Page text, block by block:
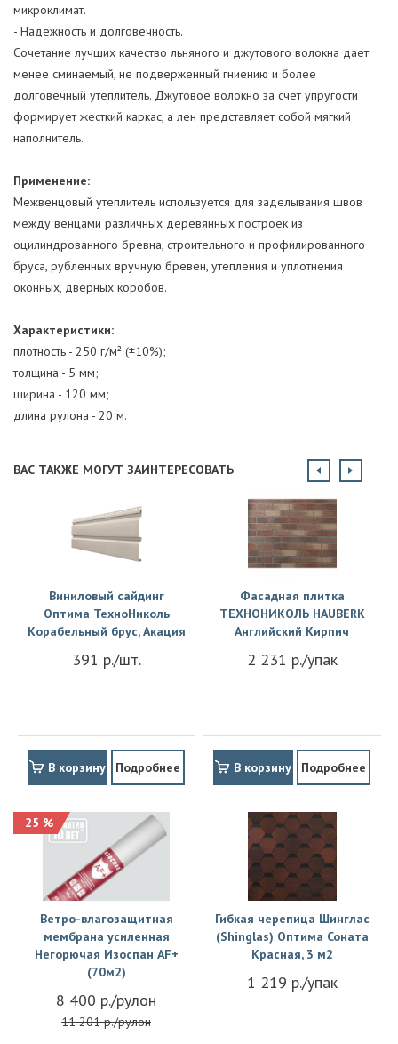
микроклимат.
- Надежность и долговечность.
Сочетание лучших качество льняного и джутового волокна дает
менее сминаемый, не подверженный гниению и более
долговечный утеплитель. Джутовое волокно за счет упругости
формирует жесткий каркас, а лен представляет собой мягкий
наполнитель.
Применение:
Межвенцовый утеплитель используется для заделывания швов
между венцами различных деревянных построек из
оцилиндрованного бревна, строительного и профилированного
бруса, рубленных вручную бревен, утепления и уплотнения
оконных, дверных коробов.
Характеристики:
плотность - 250 г/м² (±10%);
толщина - 5 мм;
ширина - 120 мм;
длина рулона - 20 м.
ВАС ТАКЖЕ МОГУТ ЗАИНТЕРЕСОВАТЬ
Виниловый сайдинг
Оптима ТехноНиколь
Корабельный брус, Акация
391 р./шт.
В корзину Подробнее
Фасадная плитка
ТЕХНОНИКОЛЬ HAUBERK
Английский Кирпич
2 231 р./упак
В корзину Подробнее
25 %
Ветро-влагозащитная
мембрана усиленная
Негорючая Изоспан АF+
(70м2)
8 400 р./рулон
11 201 р./рулон
Гибкая черепица Шинглас
(Shinglas) Оптима Соната
Красная, 3 м2
1 219 р./упак